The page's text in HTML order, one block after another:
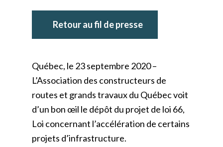
Retour au fil de presse
Québec, le 23 septembre 2020 –
L’Association des constructeurs de
routes et grands travaux du Québec voit
d’un bon œil le dépôt du projet de loi 66,
Loi concernant l’accélération de certains
projets d’infrastructure.